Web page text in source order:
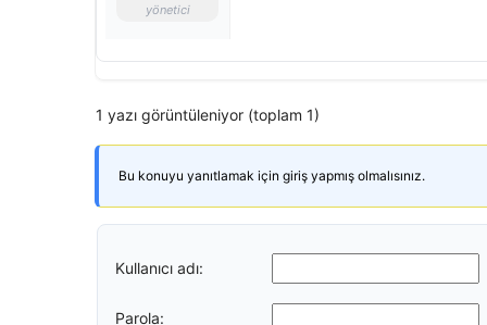
yönetici
1 yazı görüntüleniyor (toplam 1)
Bu konuyu yanıtlamak için giriş yapmış olmalısınız.
Kullanıcı adı:
Parola: